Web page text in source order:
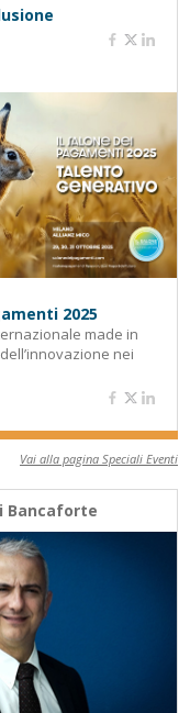
2025
made in
nei
Vai alla pagina Speciali Eventi
Bancaforte